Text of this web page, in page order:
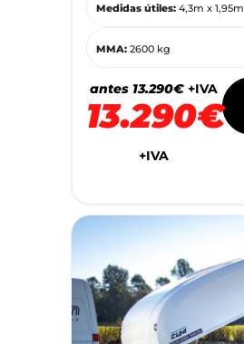
Medidas útiles: 4,3m x 1,95m
MMA: 2600 kg
antes 13.290€+IVA
13.290€
+IVA